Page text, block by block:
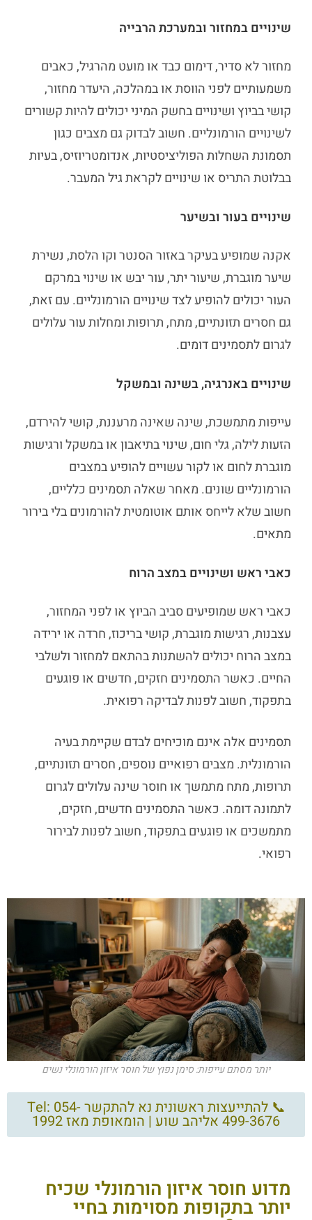
שינויים במחזור ובמערכת הרבייה
מחזור לא סדיר, דימום כבד או מועט מהרגיל, כאבים
משמעותיים לפני הווסת או במהלכה, היעדר מחזור,
קושי בביוץ ושינויים בחשק המיני יכולים להיות קשורים
לשינויים הורמונליים. חשוב לבדוק גם מצבים כגון
תסמונת השחלות הפוליציסטיות, אנדומטריוזיס, בעיות
בבלוטת התריס או שינויים לקראת גיל המעבר.
שינויים בעור ובשיער
אקנה שמופיע בעיקר באזור הסנטר וקו הלסת, נשירת
שיער מוגברת, שיעור יתר, עור יבש או שינוי במרקם
העור יכולים להופיע לצד שינויים הורמונליים. עם זאת,
גם חסרים תזונתיים, מתח, תרופות ומחלות עור עלולים
לגרום לתסמינים דומים.
שינויים באנרגיה, בשינה ובמשקל
עייפות מתמשכת, שינה שאינה מרעננת, קושי להירדם,
הזעות לילה, גלי חום, שינוי בתיאבון או במשקל ורגישות
מוגברת לחום או לקור עשויים להופיע במצבים
הורמונליים שונים. מאחר שאלה תסמינים כלליים,
חשוב שלא לייחס אותם אוטומטית להורמונים בלי בירור
מתאים.
כאבי ראש ושינויים במצב הרוח
כאבי ראש שמופיעים סביב הביוץ או לפני המחזור,
עצבנות, רגישות מוגברת, קושי בריכוז, חרדה או ירידה
במצב הרוח יכולים להשתנות בהתאם למחזור ולשלבי
החיים. כאשר התסמינים חזקים, חדשים או פוגעים
בתפקוד, חשוב לפנות לבדיקה רפואית.
תסמינים אלה אינם מוכיחים לבדם שקיימת בעיה
הורמונלית. מצבים רפואיים נוספים, חסרים תזונתיים,
תרופות, מתח מתמשך או חוסר שינה עלולים לגרום
לתמונה דומה. כאשר התסמינים חדשים, חזקים,
מתמשכים או פוגעים בתפקוד, חשוב לפנות לבירור
רפואי.
יותר מסתם עייפות: סימן נפוץ של חוסר איזון הורמונלי נשים
📞 להתייעצות ראשונית נא להתקשר Tel: 054-
499-3676 אליהב שוע | הומאופת מאז 1992
מדוע חוסר איזון הורמונלי שכיח
יותר בתקופות מסוימות בחיי